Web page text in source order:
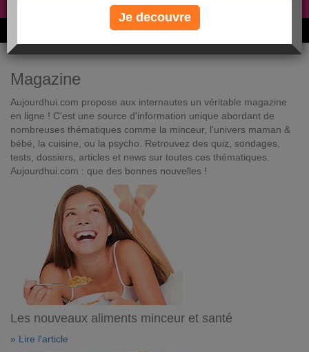
Non, je préfère le régime gratuit
6M de personnes ont maigri et réappris à manger avec nous
Magazine
Aujourdhui.com propose aux internautes un véritable magazine
en ligne ! C'est une source d'information unique abordant de
nombreuses thématiques comme la minceur, l'univers maman &
bébé, la cuisine, ou la psycho. Retrouvez des quiz, sondages,
tests, dossiers, articles et news sur toutes ces thématiques.
Aujourdhui.com : que des bonnes nouvelles !
Les nouveaux aliments minceur et santé
» Lire l'article
Je decouvre